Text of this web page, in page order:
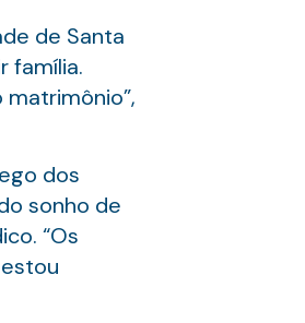
de Santa
família.
dos
sonho de
“Os